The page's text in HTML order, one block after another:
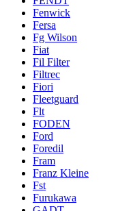
Fenwick
Fersa
Fg Wilson
Fiat
Fil Filter
Filtrec
Fiori
Fleetguard
Flt
FODEN
Ford
Foredil
Fram
Franz Kleine
Fst
Furukawa